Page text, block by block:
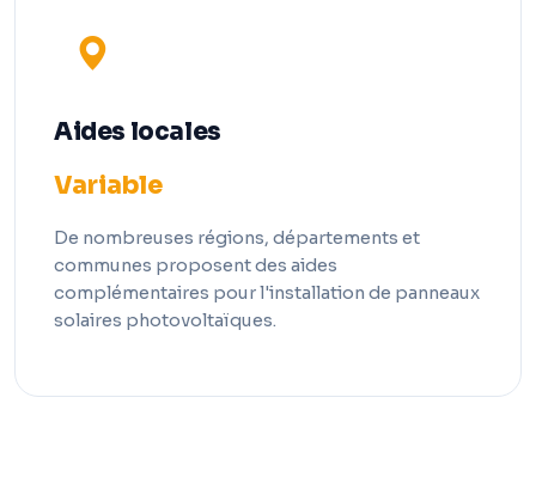
Aides locales
Variable
De nombreuses régions, départements et
communes proposent des aides
complémentaires pour l'installation de panneaux
solaires photovoltaïques.